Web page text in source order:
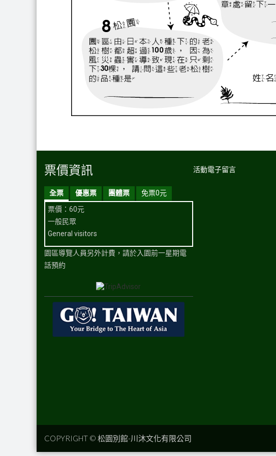
票價資訊
全票 優惠票 團體票
免票0元
票價：60元
一般民眾
General visitors
園區導覽人員另外計費，請於入園前一星期電
話預約
活動電子留言
COPYRIGHT © 松園別館-川沐文化有限公司